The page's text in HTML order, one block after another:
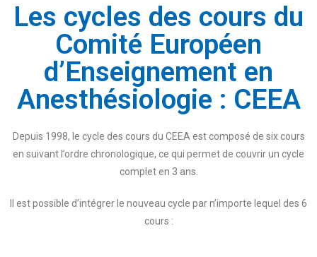
Les cycles des cours du
Comité Européen
d’Enseignement en
Anesthésiologie : CEEA
Depuis 1998, le cycle des cours du CEEA est composé de six cours
en suivant l’ordre chronologique, ce qui permet de couvrir un cycle
complet en 3 ans.
Il est possible d’intégrer le nouveau cycle par n’importe lequel des 6
cours :